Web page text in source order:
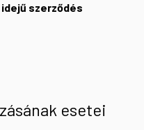
szerződés
esetei